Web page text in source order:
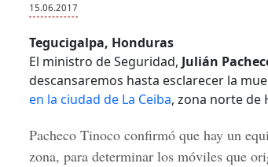
15.06.2017
Tegucigalpa, Honduras
El ministro de Seguridad, Julián
descansaremos hasta esclarecer la
en la ciudad de La Ceiba, zona norte de
Pacheco Tinoco confirmó que hay un
zona, para determinar los móviles que